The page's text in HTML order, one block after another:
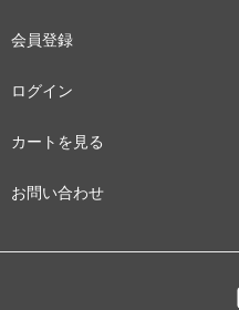
会員登録
ログイン
カートを見る
お問い合わせ